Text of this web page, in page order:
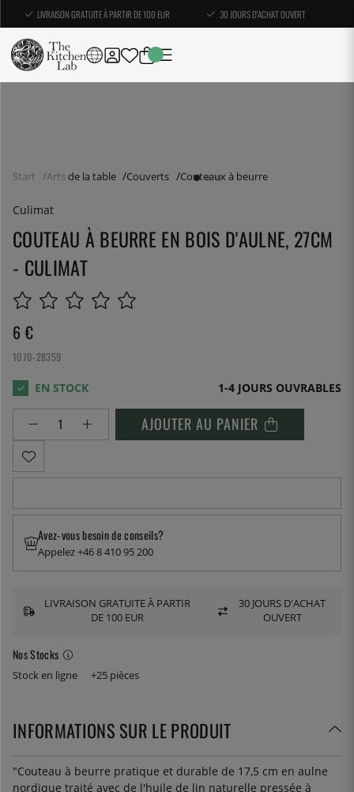
LIVRAISON GRATUITE À PARTIR DE 100 EUR 30 JOURS D'ACHAT OUVERT
Start Arts de la table Couverts Couteaux à beurre
Culimat
COUTEAU À BEURRE EN BOIS D'AULNE, 27CM
- CULIMAT
6 €
1070-28359
1-4 JOURS OUVRABLES
AJOUTER AU PANIER
Nos Stocks
Stock en ligne +25 pièces
Avez-vous besoin de conseils?
Appelez +46 8 410 95 200
LIVRAISON GRATUITE À PARTIR
DE 100 EUR
30 JOURS D'ACHAT
OUVERT
INFORMATIONS SUR LE PRODUIT
"Couteau à beurre pratique et durable de 17,5 cm en aulne
nordique traité avec de l'huile de lin naturelle pressée à